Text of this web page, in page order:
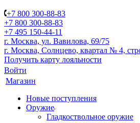
+7 800 300-88-83
+7 800 300-88-83
+7 495 150-44-11
г. Москва, ул. Вавилова, 69/75
г. Москва, Солнцево, квартал № 4,
Получить карту лояльности
Войти
Магазин
Новые поступления
Оружие
Гладкоствольное оружие